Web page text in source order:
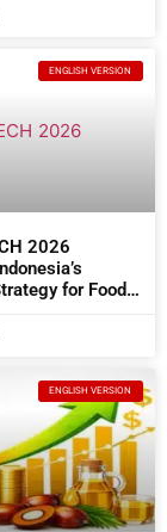
The 2026 AGM
ENGLISH VERSION
2026
for Food
ENGLISH VERSION